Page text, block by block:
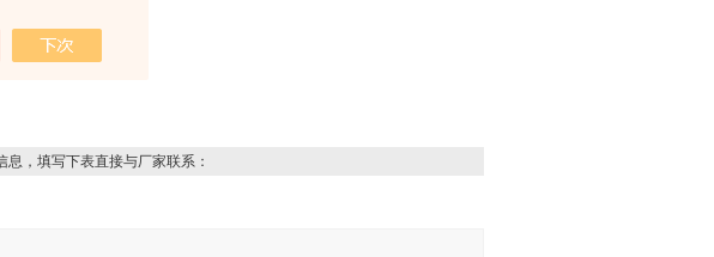
，填写下表直接与厂家联系：